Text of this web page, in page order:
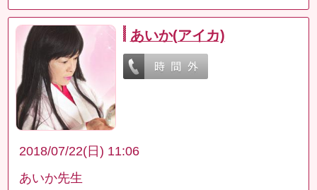
あいか(アイカ)
2018/07/22(日) 11:06
あいか先生